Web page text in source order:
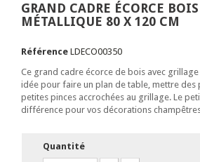
GRAND CADRE ÉCORCE
MÉTALLIQUE 80 X 120 CM
Référence LDECO00350
Ce grand cadre écorce de bois avec
idée pour faire un plan de table, mettre des
petites pinces accrochées au grillage. Le
différence pour vos décorations
Quantité